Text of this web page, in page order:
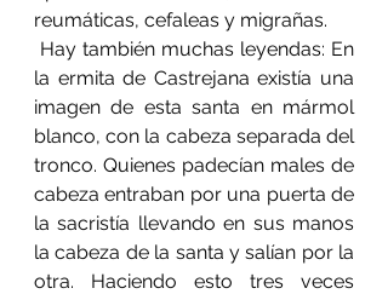
reumáticas, cefaleas y migrañas.
Hay también muchas leyendas: En
la ermita de Castrejana existía una
imagen de esta santa en mármol
blanco, con la cabeza separada del
tronco. Quienes padecían males de
cabeza entraban por una puerta de
la sacristía llevando en sus manos
la cabeza de la santa y salían por la
otra. Haciendo esto tres veces